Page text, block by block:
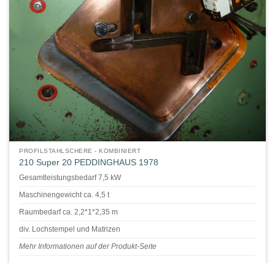
PROFILSTAHLSCHERE - KOMBINIERT
210 Super 20 PEDDINGHAUS 1978
Gesamtleistungsbedarf 7,5 kW
Maschinengewicht ca. 4,5 t
Raumbedarf ca. 2,2*1*2,35 m
div. Lochstempel und Matrizen
Mehr Informationen auf der Produkt-Seite